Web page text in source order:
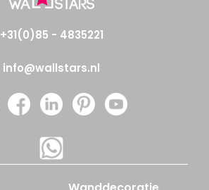
+31(0)85 - 4835221
info@wallstars.nl